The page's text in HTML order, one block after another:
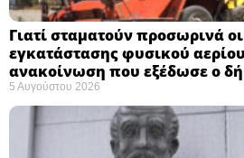
Γιατί σταματούν προσωρινά
εγκατάστασης φυσικού
ανακοίνωση που εξέδωσε ο
5 Αυγούστου 2026